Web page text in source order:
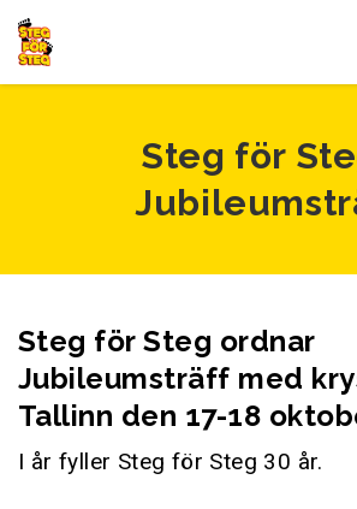
Gå till innehållet
Steg för
Steg för Steg ordnar
Jubileumsträff med
Tallinn den 17-18
I år fyller Steg för Steg 30 år.